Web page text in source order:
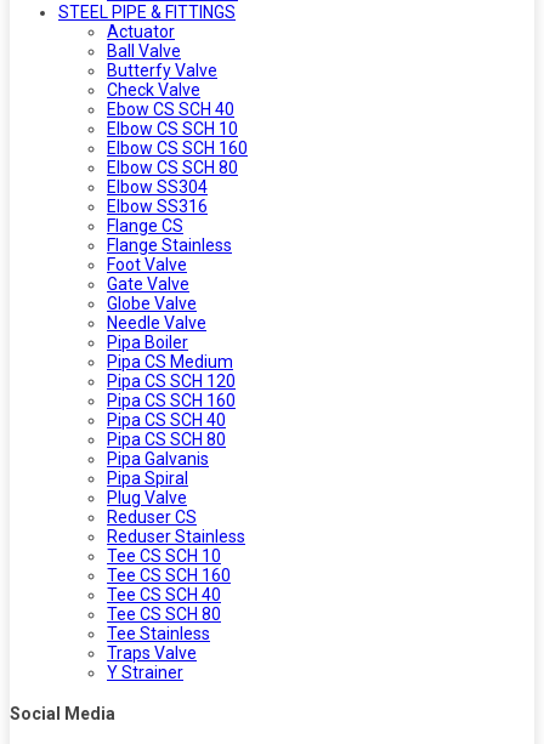
STEEL PIPE & FITTINGS
Actuator
Ball Valve
Butterfy Valve
Check Valve
Ebow CS SCH 40
Elbow CS SCH 10
Elbow CS SCH 160
Elbow CS SCH 80
Elbow SS304
Elbow SS316
Flange CS
Flange Stainless
Foot Valve
Gate Valve
Globe Valve
Needle Valve
Pipa Boiler
Pipa CS Medium
Pipa CS SCH 120
Pipa CS SCH 160
Pipa CS SCH 40
Pipa CS SCH 80
Pipa Galvanis
Pipa Spiral
Plug Valve
Reduser CS
Reduser Stainless
Tee CS SCH 10
Tee CS SCH 160
Tee CS SCH 40
Tee CS SCH 80
Tee Stainless
Traps Valve
Y Strainer
Social Media